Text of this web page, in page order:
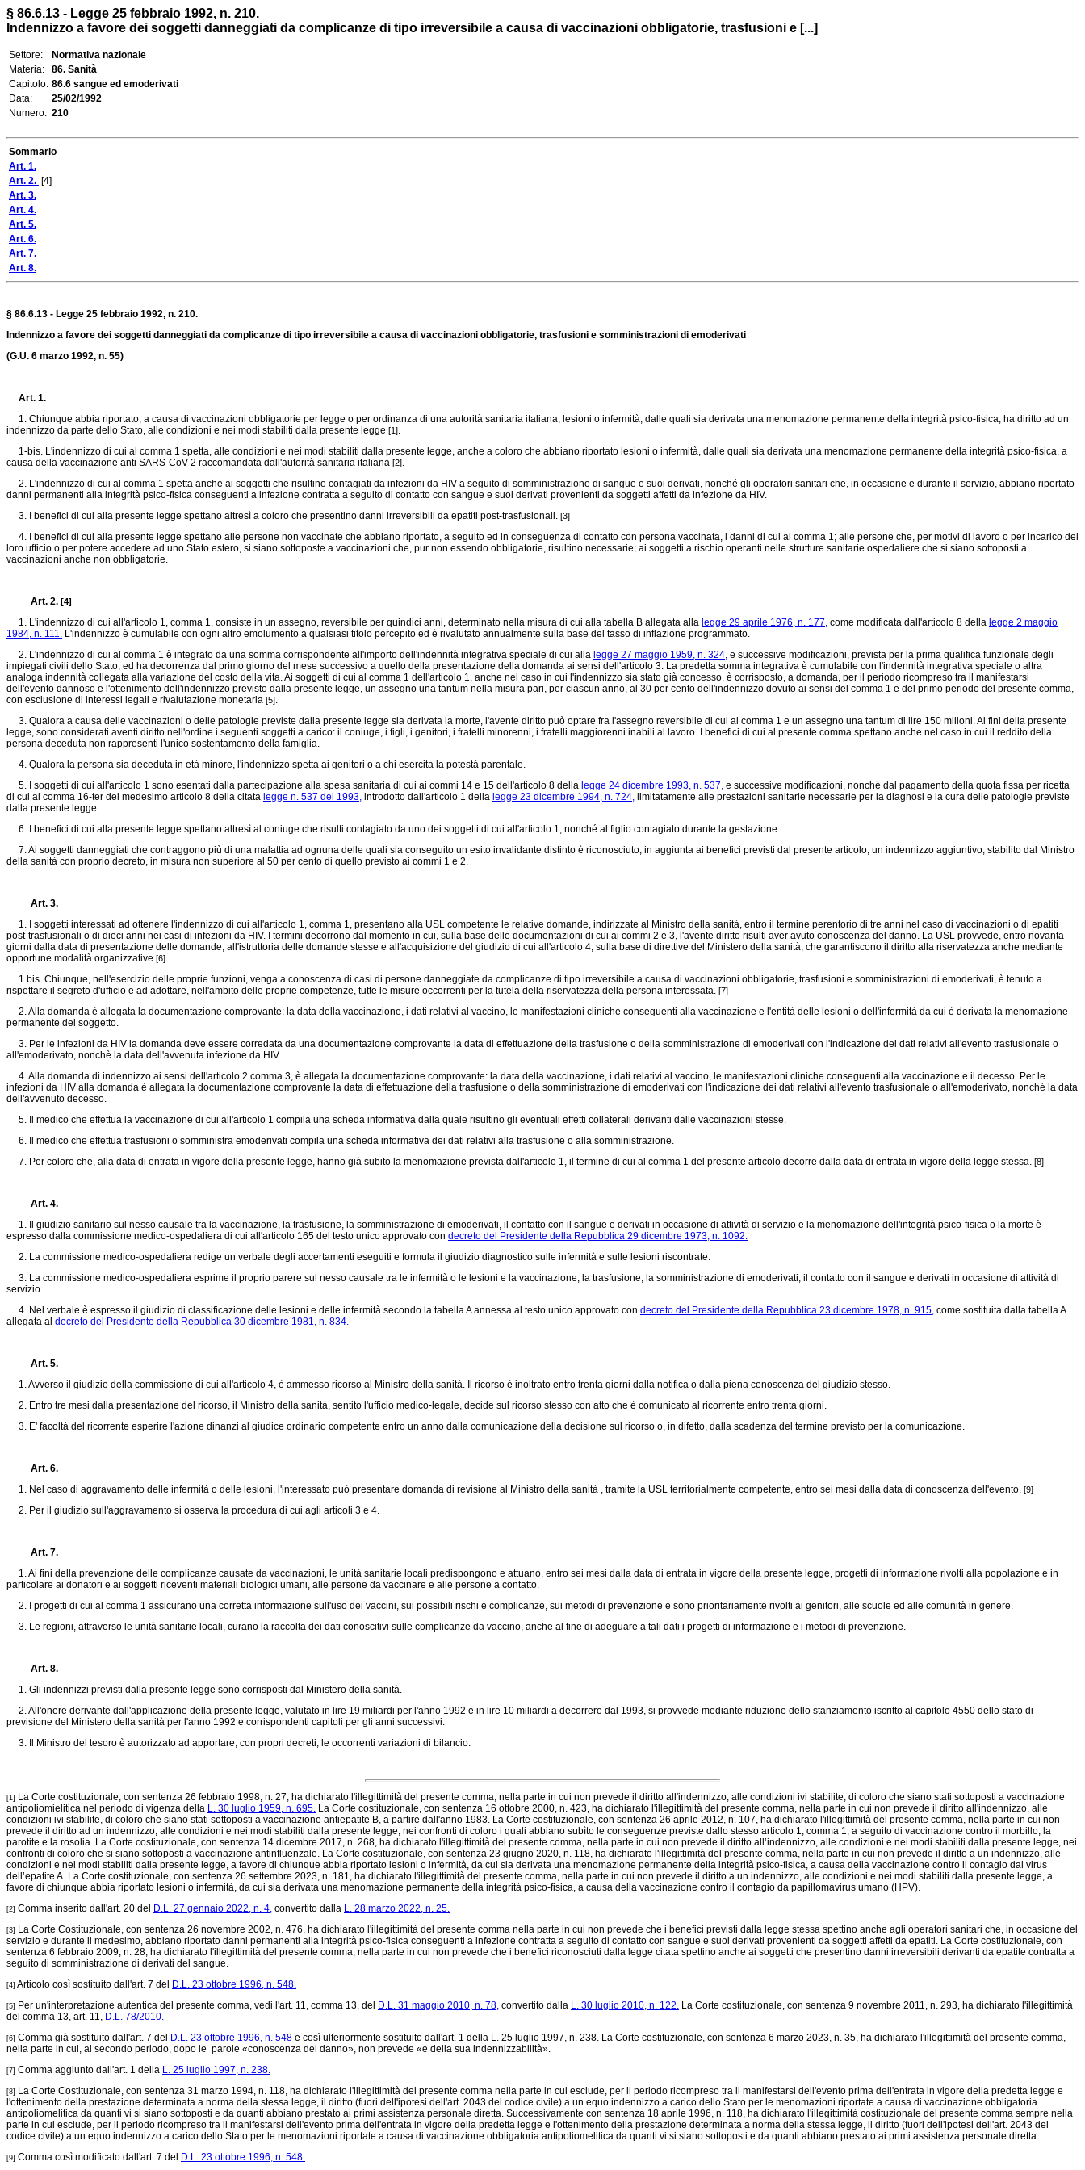
§ 86.6.13 - Legge 25 febbraio 1992, n. 210.
Indennizzo a favore dei soggetti danneggiati da complicanze di tipo irreversibile a causa di vaccinazioni obbligatorie, trasfusioni e [...]
Settore:
Normativa nazionale
Materia:
86. Sanità
Capitolo: 86.6 sangue ed emoderivati
Data:
25/02/1992
Numero: 210
Sommario
Art. 1.
Art. 2. [4]
Art. 3.
Art. 4.
Art. 5.
Art. 6.
Art. 7.
Art. 8.
§ 86.6.13 - Legge 25 febbraio 1992, n. 210.
Indennizzo a favore dei soggetti danneggiati da complicanze di tipo irreversibile a causa di vaccinazioni obbligatorie, trasfusioni e somministrazioni di emoderivati
(G.U. 6 marzo 1992, n. 55)
Art. 1.
1. Chiunque abbia riportato, a causa di vaccinazioni obbligatorie per legge o per ordinanza di una autorità sanitaria italiana, lesioni o infermità, dalle quali sia derivata una menomazione permanente della integrità psico-fisica, ha diritto ad un
indennizzo da parte dello Stato, alle condizioni e nei modi stabiliti dalla presente legge [1].
1-bis. L'indennizzo di cui al comma 1 spetta, alle condizioni e nei modi stabiliti dalla presente legge, anche a coloro che abbiano riportato lesioni o infermità, dalle quali sia derivata una menomazione permanente della integrità psico-fisica, a
causa della vaccinazione anti SARS-CoV-2 raccomandata dall'autorità sanitaria italiana [2].
2. L'indennizzo di cui al comma 1 spetta anche ai soggetti che risultino contagiati da infezioni da HIV a seguito di somministrazione di sangue e suoi derivati, nonché gli operatori sanitari che, in occasione e durante il servizio, abbiano riportato
danni permanenti alla integrità psico-fisica conseguenti a infezione contratta a seguito di contatto con sangue e suoi derivati provenienti da soggetti affetti da infezione da HIV.
3. I benefici di cui alla presente legge spettano altresì a coloro che presentino danni irreversibili da epatiti post-trasfusionali. [3]
4. I benefici di cui alla presente legge spettano alle persone non vaccinate che abbiano riportato, a seguito ed in conseguenza di contatto con persona vaccinata, i danni di cui al comma 1; alle persone che, per motivi di lavoro o per incarico del
loro ufficio o per potere accedere ad uno Stato estero, si siano sottoposte a vaccinazioni che, pur non essendo obbligatorie, risultino necessarie; ai soggetti a rischio operanti nelle strutture sanitarie ospedaliere che si siano sottoposti a
vaccinazioni anche non obbligatorie.
Art. 2. [4]
1. L'indennizzo di cui all'articolo 1, comma 1, consiste in un assegno, reversibile per quindici anni, determinato nella misura di cui alla tabella B allegata alla legge 29 aprile 1976, n. 177, come modificata dall'articolo 8 della legge 2 maggio
1984, n. 111. L'indennizzo è cumulabile con ogni altro emolumento a qualsiasi titolo percepito ed è rivalutato annualmente sulla base del tasso di inflazione programmato.
2. L'indennizzo di cui al comma 1 è integrato da una somma corrispondente all'importo dell'indennità integrativa speciale di cui alla legge 27 maggio 1959, n. 324, e successive modificazioni, prevista per la prima qualifica funzionale degli
impiegati civili dello Stato, ed ha decorrenza dal primo giorno del mese successivo a quello della presentazione della domanda ai sensi dell'articolo 3. La predetta somma integrativa è cumulabile con l'indennità integrativa speciale o altra
analoga indennità collegata alla variazione del costo della vita. Ai soggetti di cui al comma 1 dell'articolo 1, anche nel caso in cui l'indennizzo sia stato già concesso, è corrisposto, a domanda, per il periodo ricompreso tra il manifestarsi
dell'evento dannoso e l'ottenimento dell'indennizzo previsto dalla presente legge, un assegno una tantum nella misura pari, per ciascun anno, al 30 per cento dell'indennizzo dovuto ai sensi del comma 1 e del primo periodo del presente comma,
con esclusione di interessi legali e rivalutazione monetaria [5].
3. Qualora a causa delle vaccinazioni o delle patologie previste dalla presente legge sia derivata la morte, l'avente diritto può optare fra l'assegno reversibile di cui al comma 1 e un assegno una tantum di lire 150 milioni. Ai fini della presente
legge, sono considerati aventi diritto nell'ordine i seguenti soggetti a carico: il coniuge, i figli, i genitori, i fratelli minorenni, i fratelli maggiorenni inabili al lavoro. I benefici di cui al presente comma spettano anche nel caso in cui il reddito della
persona deceduta non rappresenti l'unico sostentamento della famiglia.
4. Qualora la persona sia deceduta in età minore, l'indennizzo spetta ai genitori o a chi esercita la potestà parentale.
5. I soggetti di cui all'articolo 1 sono esentati dalla partecipazione alla spesa sanitaria di cui ai commi 14 e 15 dell'articolo 8 della legge 24 dicembre 1993, n. 537, e successive modificazioni, nonché dal pagamento della quota fissa per ricetta
di cui al comma 16-ter del medesimo articolo 8 della citata legge n. 537 del 1993, introdotto dall'articolo 1 della legge 23 dicembre 1994, n. 724, limitatamente alle prestazioni sanitarie necessarie per la diagnosi e la cura delle patologie previste
dalla presente legge.
6. I benefici di cui alla presente legge spettano altresì al coniuge che risulti contagiato da uno dei soggetti di cui all'articolo 1, nonché al figlio contagiato durante la gestazione.
7. Ai soggetti danneggiati che contraggono più di una malattia ad ognuna delle quali sia conseguito un esito invalidante distinto è riconosciuto, in aggiunta ai benefici previsti dal presente articolo, un indennizzo aggiuntivo, stabilito dal Ministro
della sanità con proprio decreto, in misura non superiore al 50 per cento di quello previsto ai commi 1 e 2.
Art. 3.
1. I soggetti interessati ad ottenere l'indennizzo di cui all'articolo 1, comma 1, presentano alla USL competente le relative domande, indirizzate al Ministro della sanità, entro il termine perentorio di tre anni nel caso di vaccinazioni o di epatiti
post-trasfusionali o di dieci anni nei casi di infezioni da HIV. I termini decorrono dal momento in cui, sulla base delle documentazioni di cui ai commi 2 e 3, l'avente diritto risulti aver avuto conoscenza del danno. La USL provvede, entro novanta
giorni dalla data di presentazione delle domande, all'istruttoria delle domande stesse e all'acquisizione del giudizio di cui all'articolo 4, sulla base di direttive del Ministero della sanità, che garantiscono il diritto alla riservatezza anche mediante
opportune modalità organizzative [6].
1 bis. Chiunque, nell'esercizio delle proprie funzioni, venga a conoscenza di casi di persone danneggiate da complicanze di tipo irreversibile a causa di vaccinazioni obbligatorie, trasfusioni e somministrazioni di emoderivati, è tenuto a
rispettare il segreto d'ufficio e ad adottare, nell'ambito delle proprie competenze, tutte le misure occorrenti per la tutela della riservatezza della persona interessata. [7]
2. Alla domanda è allegata la documentazione comprovante: la data della vaccinazione, i dati relativi al vaccino, le manifestazioni cliniche conseguenti alla vaccinazione e l'entità delle lesioni o dell'infermità da cui è derivata la menomazione
permanente del soggetto.
3. Per le infezioni da HIV la domanda deve essere corredata da una documentazione comprovante la data di effettuazione della trasfusione o della somministrazione di emoderivati con l'indicazione dei dati relativi all'evento trasfusionale o
all'emoderivato, nonchè la data dell'avvenuta infezione da HIV.
4. Alla domanda di indennizzo ai sensi dell'articolo 2 comma 3, è allegata la documentazione comprovante: la data della vaccinazione, i dati relativi al vaccino, le manifestazioni cliniche conseguenti alla vaccinazione e il decesso. Per le
infezioni da HIV alla domanda è allegata la documentazione comprovante la data di effettuazione della trasfusione o della somministrazione di emoderivati con l'indicazione dei dati relativi all'evento trasfusionale o all'emoderivato, nonché la data
dell'avvenuto decesso.
5. Il medico che effettua la vaccinazione di cui all'articolo 1 compila una scheda informativa dalla quale risultino gli eventuali effetti collaterali derivanti dalle vaccinazioni stesse.
6. Il medico che effettua trasfusioni o somministra emoderivati compila una scheda informativa dei dati relativi alla trasfusione o alla somministrazione.
7. Per coloro che, alla data di entrata in vigore della presente legge, hanno già subito la menomazione prevista dall'articolo 1, il termine di cui al comma 1 del presente articolo decorre dalla data di entrata in vigore della legge stessa. [8]
Art. 4.
1. Il giudizio sanitario sul nesso causale tra la vaccinazione, la trasfusione, la somministrazione di emoderivati, il contatto con il sangue e derivati in occasione di attività di servizio e la menomazione dell'integrità psico-fisica o la morte è
espresso dalla commissione medico-ospedaliera di cui all'articolo 165 del testo unico approvato con decreto del Presidente della Repubblica 29 dicembre 1973, n. 1092.
2. La commissione medico-ospedaliera redige un verbale degli accertamenti eseguiti e formula il giudizio diagnostico sulle infermità e sulle lesioni riscontrate.
3. La commissione medico-ospedaliera esprime il proprio parere sul nesso causale tra le infermità o le lesioni e la vaccinazione, la trasfusione, la somministrazione di emoderivati, il contatto con il sangue e derivati in occasione di attività di
servizio.
4. Nel verbale è espresso il giudizio di classificazione delle lesioni e delle infermità secondo la tabella A annessa al testo unico approvato con decreto del Presidente della Repubblica 23 dicembre 1978, n. 915, come sostituita dalla tabella A
allegata al decreto del Presidente della Repubblica 30 dicembre 1981, n. 834.
Art. 5.
1. Avverso il giudizio della commissione di cui all'articolo 4, è ammesso ricorso al Ministro della sanità. Il ricorso è inoltrato entro trenta giorni dalla notifica o dalla piena conoscenza del giudizio stesso.
2. Entro tre mesi dalla presentazione del ricorso, il Ministro della sanità, sentito l'ufficio medico-legale, decide sul ricorso stesso con atto che è comunicato al ricorrente entro trenta giorni.
3. E' facoltà del ricorrente esperire l'azione dinanzi al giudice ordinario competente entro un anno dalla comunicazione della decisione sul ricorso o, in difetto, dalla scadenza del termine previsto per la comunicazione.
Art. 6.
1. Nel caso di aggravamento delle infermità o delle lesioni, l'interessato può presentare domanda di revisione al Ministro della sanità , tramite la USL territorialmente competente, entro sei mesi dalla data di conoscenza dell'evento. [9]
2. Per il giudizio sull'aggravamento si osserva la procedura di cui agli articoli 3 e 4.
Art. 7.
1. Ai fini della prevenzione delle complicanze causate da vaccinazioni, le unità sanitarie locali predispongono e attuano, entro sei mesi dalla data di entrata in vigore della presente legge, progetti di informazione rivolti alla popolazione e in
particolare ai donatori e ai soggetti riceventi materiali biologici umani, alle persone da vaccinare e alle persone a contatto.
2. I progetti di cui al comma 1 assicurano una corretta informazione sull'uso dei vaccini, sui possibili rischi e complicanze, sui metodi di prevenzione e sono prioritariamente rivolti ai genitori, alle scuole ed alle comunità in genere.
3. Le regioni, attraverso le unità sanitarie locali, curano la raccolta dei dati conoscitivi sulle complicanze da vaccino, anche al fine di adeguare a tali dati i progetti di informazione e i metodi di prevenzione.
Art. 8.
1. Gli indennizzi previsti dalla presente legge sono corrisposti dal Ministero della sanità.
2. All'onere derivante dall'applicazione della presente legge, valutato in lire 19 miliardi per l'anno 1992 e in lire 10 miliardi a decorrere dal 1993, si provvede mediante riduzione dello stanziamento iscritto al capitolo 4550 dello stato di
previsione del Ministero della sanità per l'anno 1992 e corrispondenti capitoli per gli anni successivi.
3. Il Ministro del tesoro è autorizzato ad apportare, con propri decreti, le occorrenti variazioni di bilancio.
[1]
La Corte costituzionale, con sentenza 26 febbraio 1998, n. 27, ha dichiarato l'illegittimità del presente comma, nella parte in cui non prevede il diritto all'indennizzo, alle condizioni ivi stabilite, di coloro che siano stati sottoposti a vaccinazione
antipoliomielitica nel periodo di vigenza della L. 30 luglio 1959, n. 695. La Corte costituzionale, con sentenza 16 ottobre 2000, n. 423, ha dichiarato l'illegittimità del presente comma, nella parte in cui non prevede il diritto all'indennizzo, alle
condizioni ivi stabilite, di coloro che siano stati sottoposti a vaccinazione antiepatite B, a partire dall'anno 1983. La Corte costituzionale, con sentenza 26 aprile 2012, n. 107, ha dichiarato l'illegittimità del presente comma, nella parte in cui non
prevede il diritto ad un indennizzo, alle condizioni e nei modi stabiliti dalla presente legge, nei confronti di coloro i quali abbiano subìto le conseguenze previste dallo stesso articolo 1, comma 1, a seguito di vaccinazione contro il morbillo, la
parotite e la rosolia. La Corte costituzionale, con sentenza 14 dicembre 2017, n. 268, ha dichiarato l'illegittimità del presente comma, nella parte in cui non prevede il diritto all’indennizzo, alle condizioni e nei modi stabiliti dalla presente legge, nei
confronti di coloro che si siano sottoposti a vaccinazione antinfluenzale. La Corte costituzionale, con sentenza 23 giugno 2020, n. 118, ha dichiarato l'illegittimità del presente comma, nella parte in cui non prevede il diritto a un indennizzo, alle
condizioni e nei modi stabiliti dalla presente legge, a favore di chiunque abbia riportato lesioni o infermità, da cui sia derivata una menomazione permanente della integrità psico-fisica, a causa della vaccinazione contro il contagio dal virus
dell’epatite A. La Corte costituzionale, con sentenza 26 settembre 2023, n. 181, ha dichiarato l'illegittimità del presente comma, nella parte in cui non prevede il diritto a un indennizzo, alle condizioni e nei modi stabiliti dalla presente legge, a
favore di chiunque abbia riportato lesioni o infermità, da cui sia derivata una menomazione permanente della integrità psico-fisica, a causa della vaccinazione contro il contagio da papillomavirus umano (HPV).
[2] Comma inserito dall'art. 20 del D.L. 27 gennaio 2022, n. 4, convertito dalla L. 28 marzo 2022, n. 25.
[3]
La Corte Costituzionale, con sentenza 26 novembre 2002, n. 476, ha dichiarato l'illegittimità del presente comma nella parte in cui non prevede che i benefici previsti dalla legge stessa spettino anche agli operatori sanitari che, in occasione del
servizio e durante il medesimo, abbiano riportato danni permanenti alla integrità psico-fisica conseguenti a infezione contratta a seguito di contatto con sangue e suoi derivati provenienti da soggetti affetti da epatiti. La Corte costituzionale, con
sentenza 6 febbraio 2009, n. 28, ha dichiarato l'illegittimità del presente comma, nella parte in cui non prevede che i benefici riconosciuti dalla legge citata spettino anche ai soggetti che presentino danni irreversibili derivanti da epatite contratta a
seguito di somministrazione di derivati del sangue.
[4] Articolo così sostituito dall'art. 7 del D.L. 23 ottobre 1996, n. 548.
[5] Per un'interpretazione autentica del presente comma, vedi l'art. 11, comma 13, del D.L. 31 maggio 2010, n. 78, convertito dalla L. 30 luglio 2010, n. 122. La Corte costituzionale, con sentenza 9 novembre 2011, n. 293, ha dichiarato l'illegittimità
del comma 13, art. 11, D.L. 78/2010.
[6] Comma già sostituito dall'art. 7 del D.L. 23 ottobre 1996, n. 548 e così ulteriormente sostituito dall'art. 1 della L. 25 luglio 1997, n. 238. La Corte costituzionale, con sentenza 6 marzo 2023, n. 35, ha dichiarato l'illegittimità del presente comma,
nella parte in cui, al secondo periodo, dopo le parole «conoscenza del danno», non prevede «e della sua indennizzabilità».
[7] Comma aggiunto dall'art. 1 della L. 25 luglio 1997, n. 238.
[8]
La Corte Costituzionale, con sentenza 31 marzo 1994, n. 118, ha dichiarato l'illegittimità del presente comma nella parte in cui esclude, per il periodo ricompreso tra il manifestarsi dell'evento prima dell'entrata in vigore della predetta legge e
l'ottenimento della prestazione determinata a norma della stessa legge, il diritto (fuori dell'ipotesi dell'art. 2043 del codice civile) a un equo indennizzo a carico dello Stato per le menomazioni riportate a causa di vaccinazione obbligatoria
antipoliomelitica da quanti vi si siano sottoposti e da quanti abbiano prestato ai primi assistenza personale diretta. Successivamente con sentenza 18 aprile 1996, n. 118, ha dichiarato l'illegittimità costituzionale del presente comma sempre nella
parte in cui esclude, per il periodo ricompreso tra il manifestarsi dell'evento prima dell'entrata in vigore della predetta legge e l'ottenimento della prestazione determinata a norma della stessa legge, il diritto (fuori dell'ipotesi dell'art. 2043 del
codice civile) a un equo indennizzo a carico dello Stato per le menomazioni riportate a causa di vaccinazione obbligatoria antipoliomelitica da quanti vi si siano sottoposti e da quanti abbiano prestato ai primi assistenza personale diretta.
[9] Comma così modificato dall'art. 7 del D.L. 23 ottobre 1996, n. 548.